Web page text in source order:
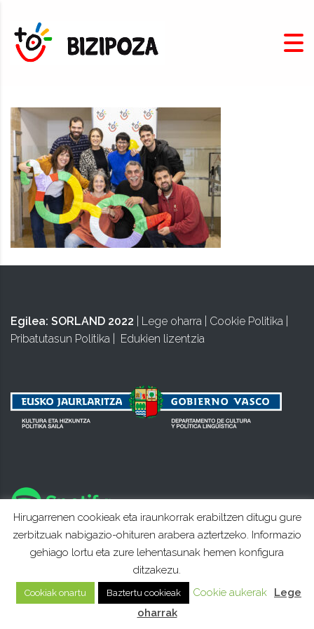
Egilea: SORLAND 2022 Lege oharra Cookie Politika
Pribatutasun Politika
Edukien lizentzia
Hirugarrenen cookieak eta iraunkorrak erabiltzen ditugu gure
zerbitzuak nabigazio-ohituren arabera aztertzeko. Informazio
gehiago lortu eta zure lehentasunak hemen konfigura
ditzakezu.
Cookiak onartu Baztertu cookieak Cookie aukerak
Lege
oharrak